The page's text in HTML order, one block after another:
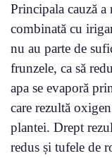
Principala cauză
combinată cu
nu au parte de
frunzele, ca să
apa se evaporă
care rezultă
plantei. Drept
redus și tufele de